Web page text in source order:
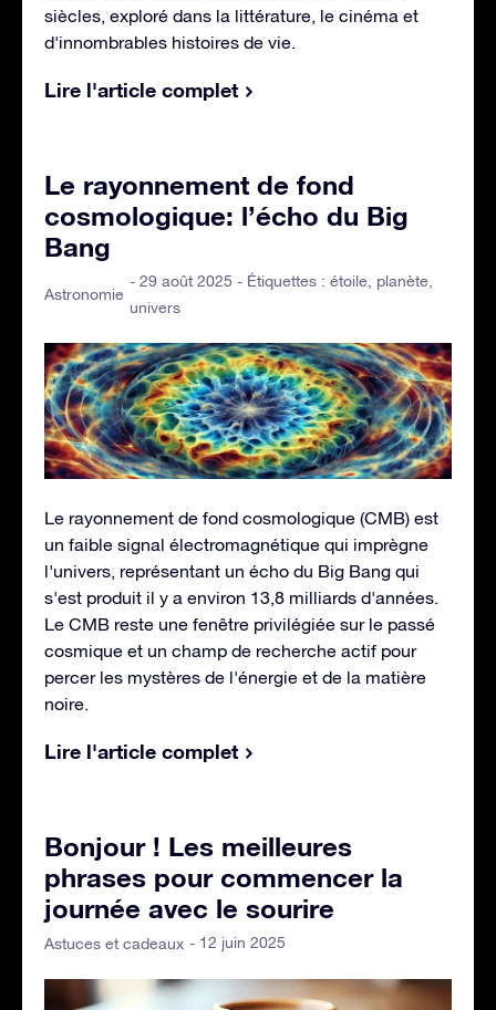
siècles, exploré dans la littérature, le cinéma et
d'innombrables histoires de vie.
Lire l'article complet
Le rayonnement de fond
cosmologique: l’écho du Big
Bang
Astronomie
- 29 août 2025 - Étiquettes : étoile planète
univers
Le rayonnement de fond cosmologique (CMB) est
un faible signal électromagnétique qui imprègne
l'univers, représentant un écho du Big Bang qui
s'est produit il y a environ 13,8 milliards d'années.
Le CMB reste une fenêtre privilégiée sur le passé
cosmique et un champ de recherche actif pour
percer les mystères de l'énergie et de la matière
noire.
Lire l'article complet
Bonjour ! Les meilleures
phrases pour commencer la
journée avec le sourire
Astuces et cadeaux - 12 juin 2025